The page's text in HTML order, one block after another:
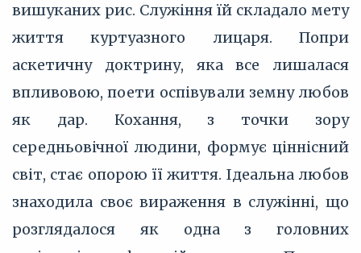
вишуканих рис. Служіння їй складало мету
життя куртуазного лицаря. Попри
аскетичну доктрину, яка все лишалася
впливовою, поети оспівували земну любов
як дар. Кохання, з точки зору
середньовічної людини, формує ціннісний
світ, стає опорою її життя. Ідеальна любов
знаходила своє вираження в служінні, що
розглядалося як одна з головних